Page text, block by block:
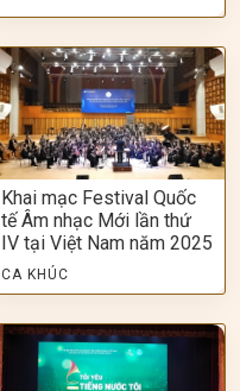
Khai mạc Festival Quốc
tế Âm nhạc Mới lần thứ
IV tại Việt Nam năm 2025
CA KHÚC